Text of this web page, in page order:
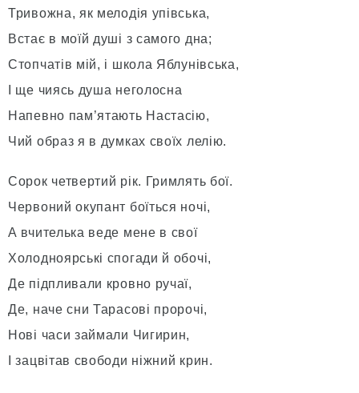
Тривожна, як мелодія упівська,
Встає в моїй душі з самого дна;
Стопчатів мій, і школа Яблунівська,
І ще чиясь душа неголосна
Напевно пам’ятають Настасію,
Чий образ я в думках своїх лелію.
Сорок четвертий рік. Гримлять бої.
Червоний окупант боїться ночі,
А вчителька веде мене в свої
Холодноярські спогади й обочі,
Де підпливали кровно ручаї,
Де, наче сни Тарасові пророчі,
Нові часи займали Чигирин,
І зацвітав свободи ніжний крин.